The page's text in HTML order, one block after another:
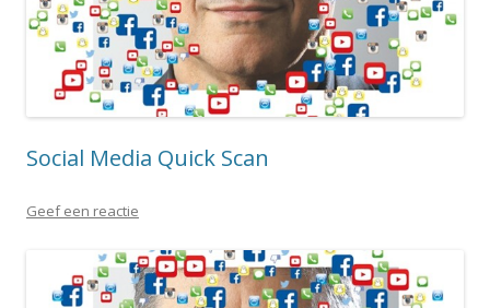
Social Media Quick Scan
Geef een reactie